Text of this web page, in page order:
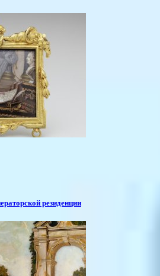
резиденции